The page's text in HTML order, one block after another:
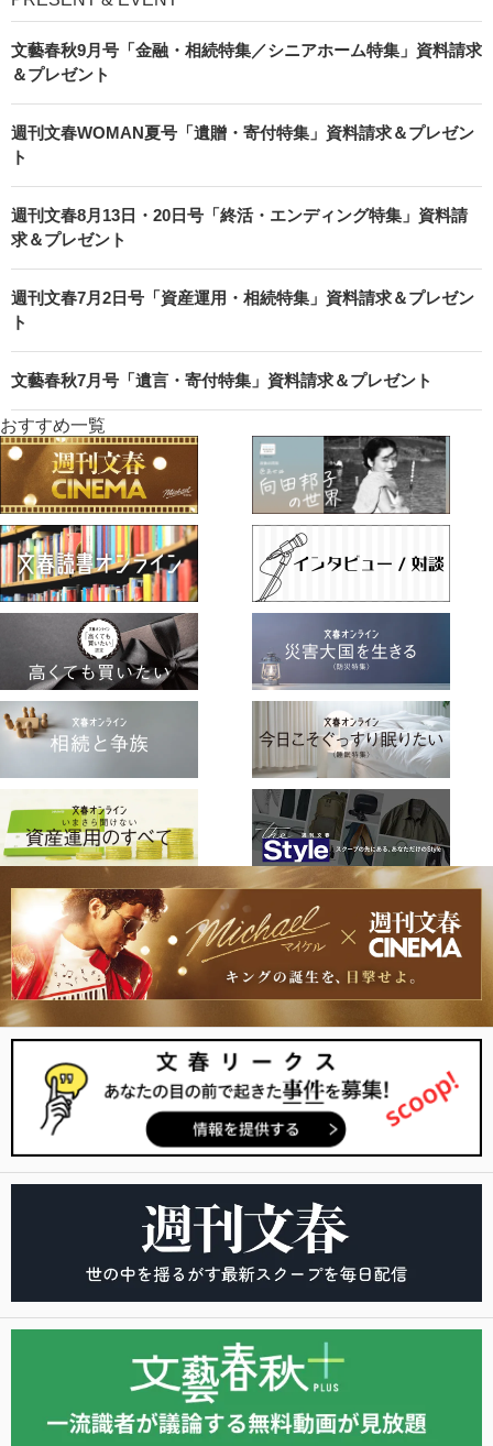
文藝春秋9月号「金融・相続特集／シニアホーム特集」資料請求
＆プレゼント
週刊文春WOMAN夏号「遺贈・寄付特集」資料請求＆プレゼン
ト
週刊文春8月13日・20日号「終活・エンディング特集」資料請
求＆プレゼント
週刊文春7月2日号「資産運用・相続特集」資料請求＆プレゼン
ト
文藝春秋7月号「遺言・寄付特集」資料請求＆プレゼント
おすすめ一覧